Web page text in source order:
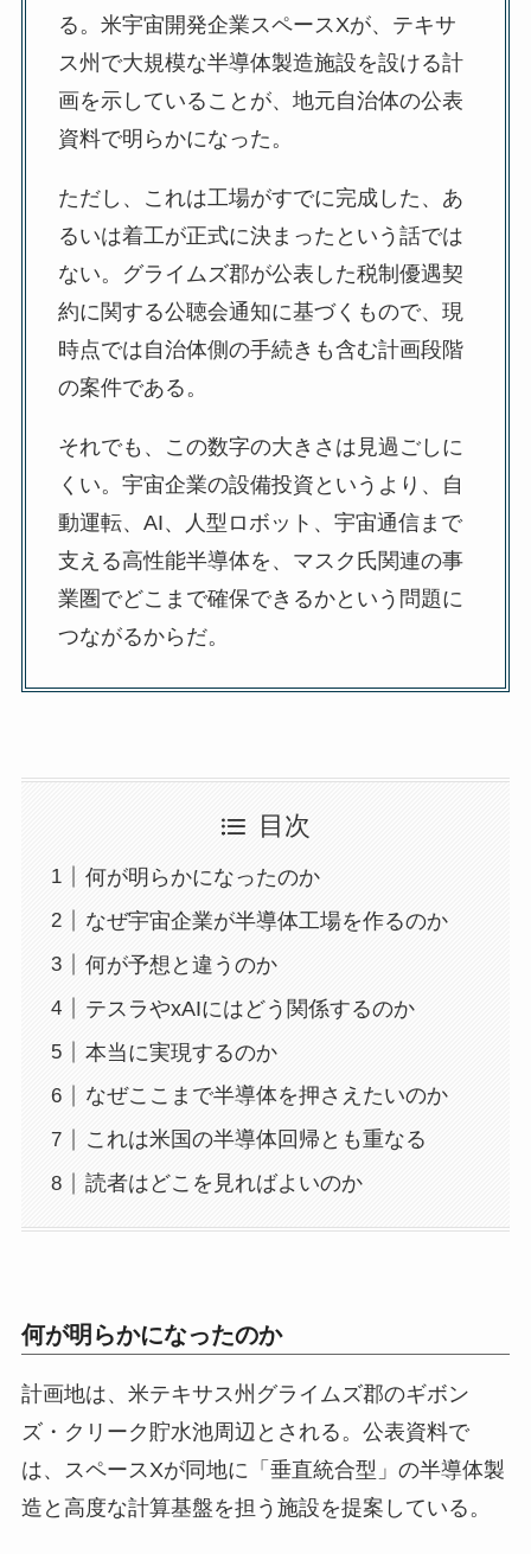
る。米宇宙開発企業スペースXが、テキサ
ス州で大規模な半導体製造施設を設ける計
画を示していることが、地元自治体の公表
資料で明らかになった。
ただし、これは工場がすでに完成した、あ
るいは着工が正式に決まったという話では
ない。グライムズ郡が公表した税制優遇契
約に関する公聴会通知に基づくもので、現
時点では自治体側の手続きも含む計画段階
の案件である。
それでも、この数字の大きさは見過ごしに
くい。宇宙企業の設備投資というより、自
動運転、AI、人型ロボット、宇宙通信まで
支える高性能半導体を、マスク氏関連の事
業圏でどこまで確保できるかという問題に
つながるからだ。
目次
何が明らかになったのか
なぜ宇宙企業が半導体工場を作るのか
何が予想と違うのか
テスラやxAIにはどう関係するのか
本当に実現するのか
なぜここまで半導体を押さえたいのか
これは米国の半導体回帰とも重なる
読者はどこを見ればよいのか
何が明らかになったのか
計画地は、米テキサス州グライムズ郡のギボン
ズ・クリーク貯水池周辺とされる。公表資料で
は、スペースXが同地に「垂直統合型」の半導体製
造と高度な計算基盤を担う施設を提案している。